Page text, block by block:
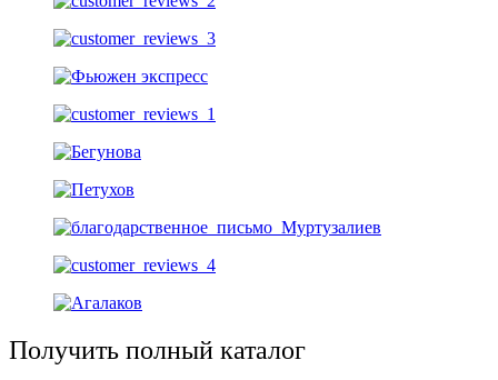
Получить полный каталог